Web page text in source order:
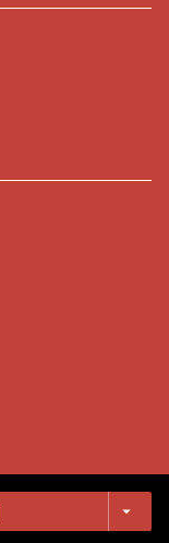
arrow_drop_down